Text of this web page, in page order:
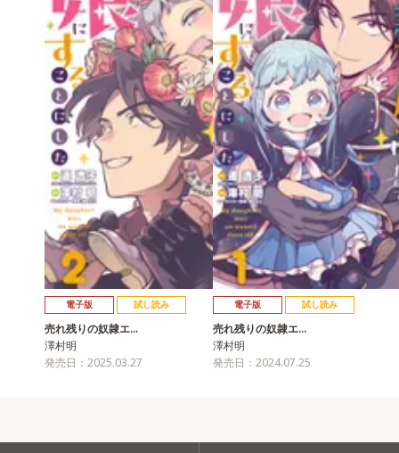
電子版 試し読み
売れ残りの奴隷エ…
澤村明
発売日：2025.03.27
電子版 試し読み
売れ残りの奴隷エ…
澤村明
発売日：2024.07.25